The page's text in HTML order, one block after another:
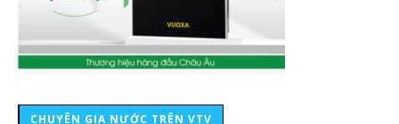
CHUYÊN GIA NƯỚC TRÊN VTV